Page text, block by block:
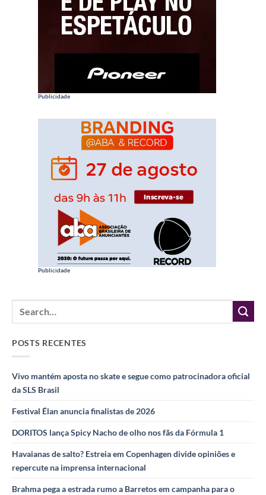
Publicidade
Publicidade
POSTS RECENTES
Vivo mantém aposta no skate e segue como patrocinadora oficial
da SLS Brasil
Festival Élan anuncia finalistas de 2026
DORITOS lança Spicy Nacho de olho nos fãs da Fórmula 1
Havaianas de salto? Estreia em Copenhagen divide opiniões e
repercute na imprensa internacional
Brahma pega a estrada rumo a Barretos em campanha para o